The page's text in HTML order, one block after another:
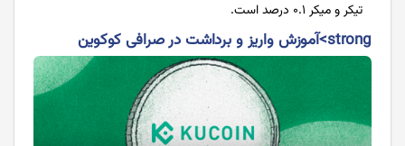
تیکر و میکر ۰.۱ درصد است.
strong>آموزش واریز و برداشت در صرافی کوکوین